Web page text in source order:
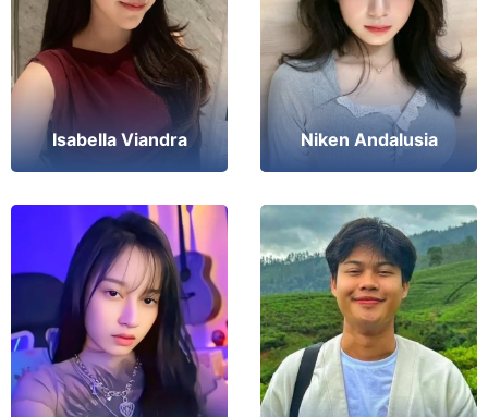
Isabella Viandra Niken Andalusia